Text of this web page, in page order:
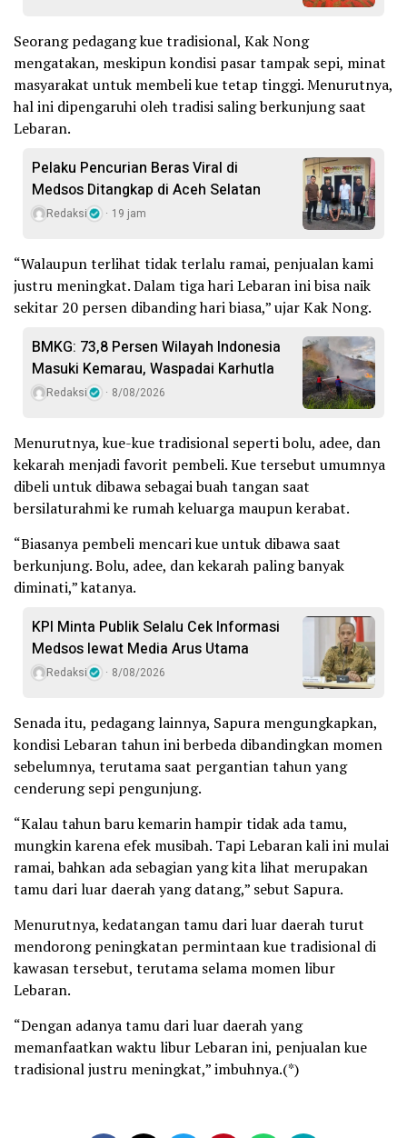
Seorang pedagang kue tradisional, Kak Nong
mengatakan, meskipun kondisi pasar tampak sepi, minat
masyarakat untuk membeli kue tetap tinggi. Menurutnya,
hal ini dipengaruhi oleh tradisi saling berkunjung saat
Lebaran.
Pelaku Pencurian Beras Viral di
Medsos Ditangkap di Aceh Selatan
Redaksi 19 jam
“Walaupun terlihat tidak terlalu ramai, penjualan kami
justru meningkat. Dalam tiga hari Lebaran ini bisa naik
sekitar 20 persen dibanding hari biasa,” ujar Kak Nong.
BMKG: 73,8 Persen Wilayah Indonesia
Masuki Kemarau, Waspadai Karhutla
Redaksi 8/08/2026
Menurutnya, kue-kue tradisional seperti bolu, adee, dan
kekarah menjadi favorit pembeli. Kue tersebut umumnya
dibeli untuk dibawa sebagai buah tangan saat
bersilaturahmi ke rumah keluarga maupun kerabat.
“Biasanya pembeli mencari kue untuk dibawa saat
berkunjung. Bolu, adee, dan kekarah paling banyak
diminati,” katanya.
KPI Minta Publik Selalu Cek Informasi
Medsos lewat Media Arus Utama
Redaksi 8/08/2026
Senada itu, pedagang lainnya, Sapura mengungkapkan,
kondisi Lebaran tahun ini berbeda dibandingkan momen
sebelumnya, terutama saat pergantian tahun yang
cenderung sepi pengunjung.
“Kalau tahun baru kemarin hampir tidak ada tamu,
mungkin karena efek musibah. Tapi Lebaran kali ini mulai
ramai, bahkan ada sebagian yang kita lihat merupakan
tamu dari luar daerah yang datang,” sebut Sapura.
Menurutnya, kedatangan tamu dari luar daerah turut
mendorong peningkatan permintaan kue tradisional di
kawasan tersebut, terutama selama momen libur
Lebaran.
“Dengan adanya tamu dari luar daerah yang
memanfaatkan waktu libur Lebaran ini, penjualan kue
tradisional justru meningkat,” imbuhnya.(*)